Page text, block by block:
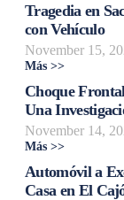
Tragedia en
con Vehículo
November 15,
Más >>
Choque
Una
November 14,
Más >>
Automóvil a
Casa en El